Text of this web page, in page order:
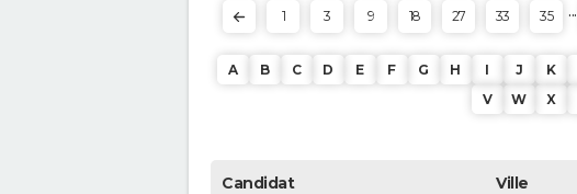
1 3 9 18 27 33 35 ...
A B C D E F G H I J K
V
W X
Candidat Ville